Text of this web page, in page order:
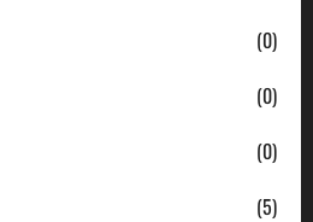
(0)
(0)
(0)
(5)